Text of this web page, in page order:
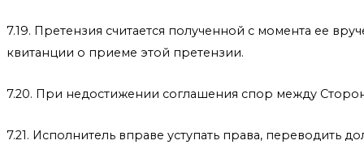
7.19. Претензия считается полученной с момента ее
квитанции о приеме этой претензии.
7.20. При недостижении соглашения спор между
7.21. Исполнитель вправе уступать права, переводить